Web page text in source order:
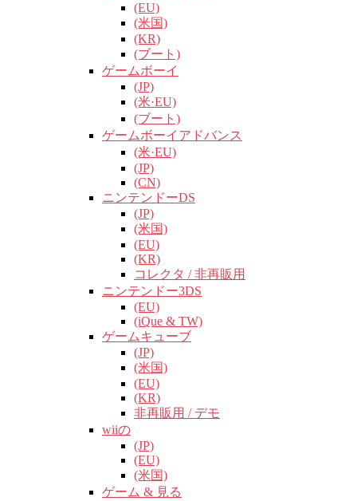
(EU)
(米国)
(KR)
(ブート)
ゲームボーイ
(JP)
(米·EU)
(ブート)
ゲームボーイアドバンス
(米·EU)
(JP)
(CN)
ニンテンドーDS
(JP)
(米国)
(EU)
(KR)
コレクタ / 非再販用
ニンテンドー3DS
(EU)
(iQue & TW)
ゲームキューブ
(JP)
(米国)
(EU)
(KR)
非再販用 / デモ
wiiの
(JP)
(EU)
(米国)
ゲーム & 見る